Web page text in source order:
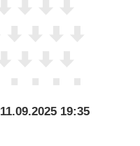
11.09.2025 19:35